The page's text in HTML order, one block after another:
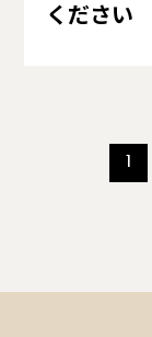
ください
1